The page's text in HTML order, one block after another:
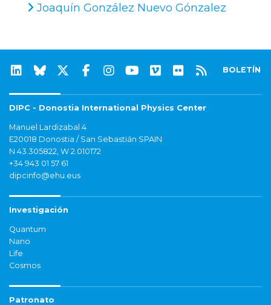
Joaquín González Nuevo Gónzalez
BOLETÍN
DIPC - Donostia International Physics Center
Manuel Lardizabal 4
E20018 Donostia / San Sebastián SPAIN
N 43.305822, W 2.010172
+34 943 01 57 61
dipcinfo@ehu.eus
Investigación
Quantum
Nano
Life
Cosmos
Patronato